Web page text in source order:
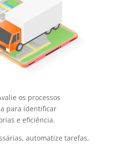
os processos
para identificar
e eficiência.
automatize tarefas,